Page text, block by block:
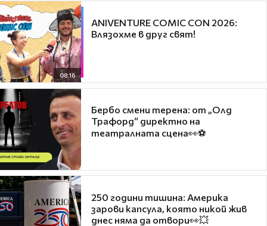
08:16
ANIVENTURE COMIC CON 2026:
Влязохме в друг свят!
Бербо смени терена: от „Олд
Трафорд“ директно на
театралната сцена👀⚽
250 години тишина: Америка
зарови капсула, която никой жив
днес няма да отвори👀💥